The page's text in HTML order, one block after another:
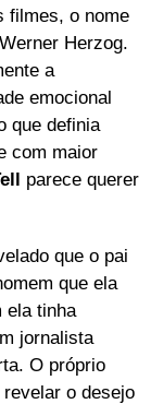
filmes, o nome
Herzog.
a
emocional
que definia
com maior
parece querer
que o pai
que ela
ela tinha
jornalista
O próprio
o desejo